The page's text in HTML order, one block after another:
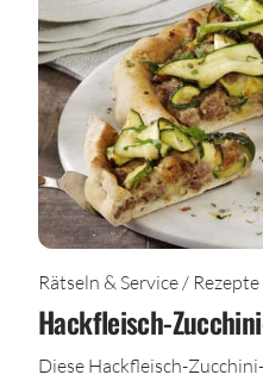
Rätseln & Service / Rezepte
Hackfleisch-
Diese Hackfleisch-